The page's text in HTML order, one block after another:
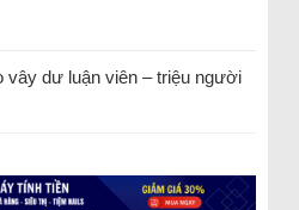
vây dư luận viên – triệu người